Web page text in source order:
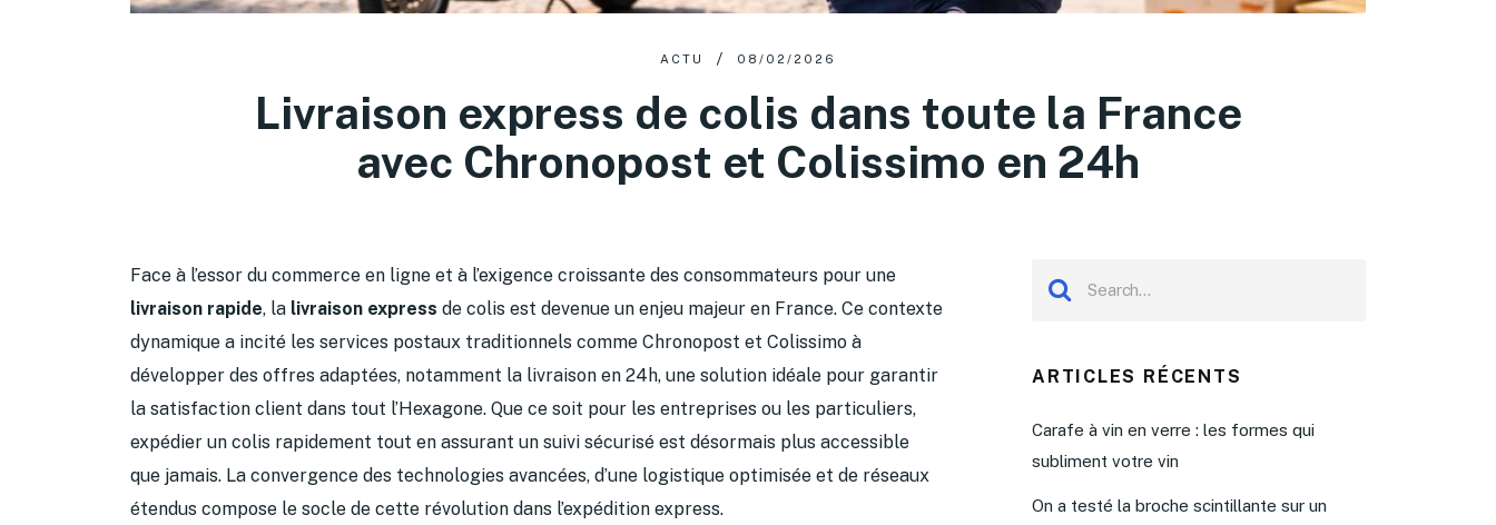
ACTU 08/02/2026
Livraison express de colis dans toute la France
avec Chronopost et Colissimo en 24h
Face à l’essor du commerce en ligne et à l’exigence croissante des consommateurs pour une
livraison rapide, la livraison express de colis est devenue un enjeu majeur en France. Ce contexte
dynamique a incité les services postaux traditionnels comme Chronopost et Colissimo à
développer des offres adaptées, notamment la livraison en 24h, une solution idéale pour garantir
la satisfaction client dans tout l’Hexagone. Que ce soit pour les entreprises ou les particuliers,
expédier un colis rapidement tout en assurant un suivi sécurisé est désormais plus accessible
que jamais. La convergence des technologies avancées, d’une logistique optimisée et de réseaux
étendus compose le socle de cette révolution dans l’expédition express.
ARTICLES RÉCENTS
Carafe à vin en verre : les formes qui
subliment votre vin
On a testé la broche scintillante sur un